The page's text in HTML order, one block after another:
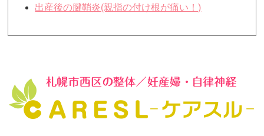
出産後の腱鞘炎(親指の付け根が痛い！)